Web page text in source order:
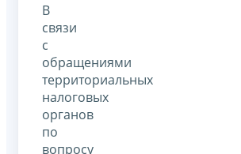
В
связи
с
обращениями
территориальных
налоговых
органов
по
вопросу